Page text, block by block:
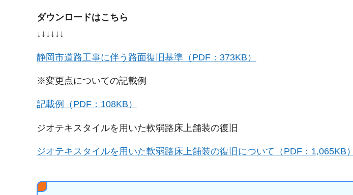
ダウンロードはこちら
↓↓↓↓↓↓
静岡市道路工事に伴う路面復旧基準（PDF：373KB）
※変更点についての記載例
記載例（PDF：108KB）
ジオテキスタイルを用いた軟弱路床上舗装の復旧
ジオテキスタイルを用いた軟弱路床上舗装の復旧について（PDF：1,065KB）